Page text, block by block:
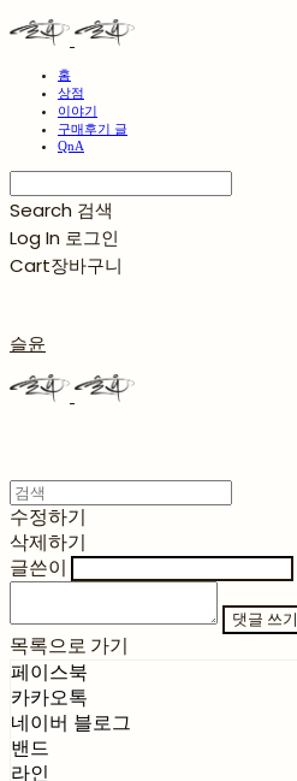
홈
상점
이야기
구매후기 글
QnA
Search 검색
Log In 로그인
Cart장바구니
슬윤
수정하기
삭제하기
글쓴이
댓글 쓰기
목록으로 가기
페이스북
카카오톡
네이버 블로그
밴드
라인